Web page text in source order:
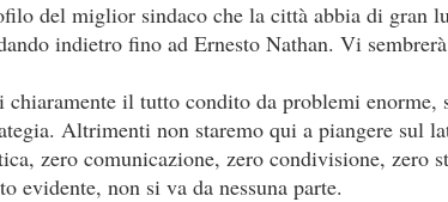
del miglior sindaco che la città abbia di gran
indietro fino ad Ernesto Nathan. Vi
chiaramente il tutto condito da problemi enorme,
Altrimenti non staremo qui a piangere sul
zero comunicazione, zero condivisione, zero
evidente, non si va da nessuna parte.